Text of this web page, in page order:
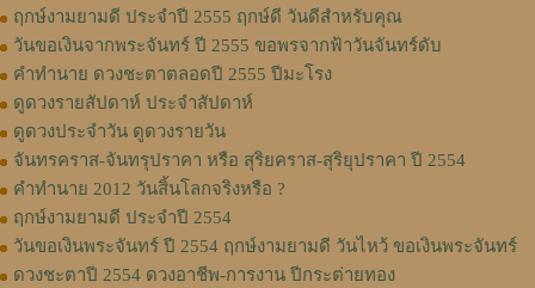
ฤกษ์งามยามดี ประจำปี 2555 ฤกษ์ดี วันดีสำหรับคุณ
วันขอเงินจากพระจันทร์ ปี 2555 ขอพรจากฟ้าวันจันทร์ดับ
คำทำนาย ดวงชะตาตลอดปี 2555 ปีมะโรง
ดูดวงรายสัปดาห์ ประจำสัปดาห์
ดูดวงประจำวัน ดูดวงรายวัน
จันทรคราส-จันทรุปราคา หรือ สุริยคราส-สุริยุปราคา ปี 2554
คําทํานาย 2012 วันสิ้นโลกจริงหรือ ?
ฤกษ์งามยามดี ประจำปี 2554
วันขอเงินพระจันทร์ ปี 2554 ฤกษ์งามยามดี วันไหว้ ขอเงินพระจันทร์
ดวงชะตาปี 2554 ดวงอาชีพ-การงาน ปีกระต่ายทอง